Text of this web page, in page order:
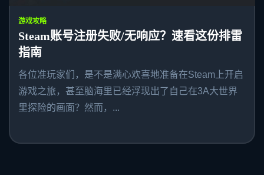
游戏攻略
Steam账号注册失败/无响应？速看这份排雷
指南
各位准玩家们，是不是满心欢喜地准备在Steam上开启
游戏之旅，甚至脑海里已经浮现出了自己在3A大世界
里探险的画面？然而，...